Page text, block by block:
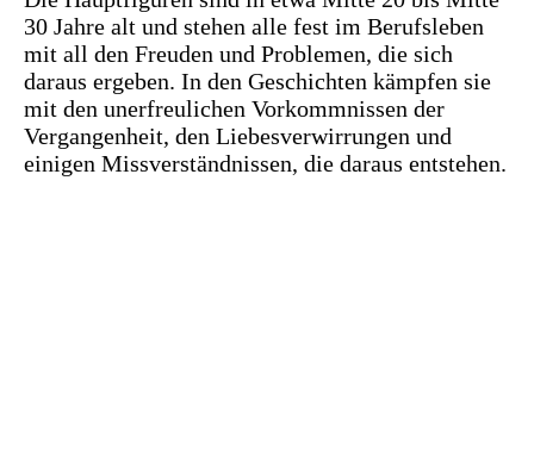
30 Jahre alt und stehen alle fest im Berufsleben
mit all den Freuden und Problemen, die sich
daraus ergeben. In den Geschichten kämpfen sie
mit den unerfreulichen Vorkommnissen der
Vergangenheit, den Liebesverwirrungen und
einigen Missverständnissen, die daraus entstehen.